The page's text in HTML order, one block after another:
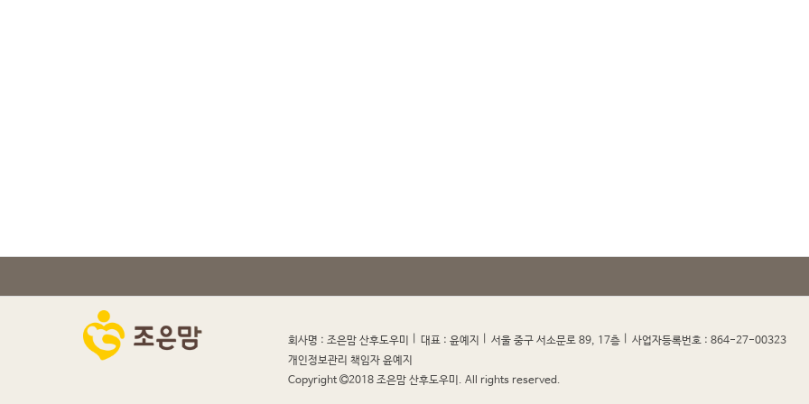
회사명 : 조은맘 산후도우미 대표 : 윤예지 서울 중구 서소문로 89, 17층 사업자등록번호 : 864-27-00323
개인정보관리 책임자 윤예지
Copyright
2018 조은맘 산후도우미. All rights reserved.